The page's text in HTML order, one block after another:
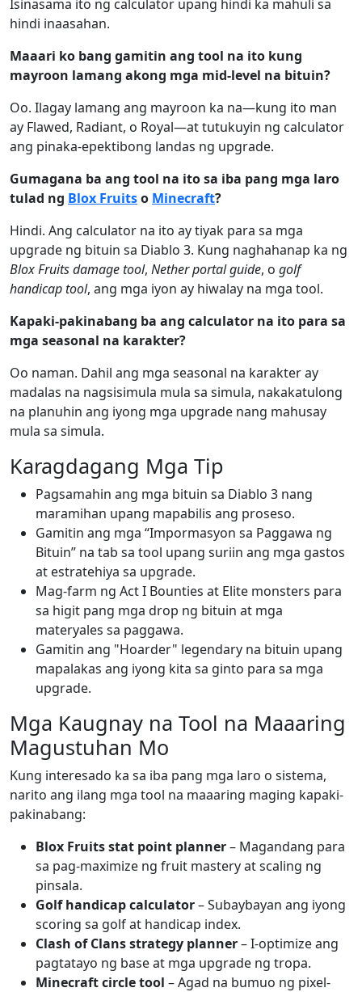
Isinasama ito ng calculator upang hindi ka mahuli sa
hindi inaasahan.
Maaari ko bang gamitin ang tool na ito kung
mayroon lamang akong mga mid-level na bituin?
Oo. Ilagay lamang ang mayroon ka na—kung ito man
ay Flawed, Radiant, o Royal—at tutukuyin ng calculator
ang pinaka-epektibong landas ng upgrade.
Gumagana ba ang tool na ito sa iba pang mga laro
tulad ng Blox Fruitso Minecraft?
Hindi. Ang calculator na ito ay tiyak para sa mga
upgrade ng bituin sa Diablo 3. Kung naghahanap ka ng
Blox Fruits damage tool, Nether portal guide, o golf
handicap tool, ang mga iyon ay hiwalay na mga tool.
Kapaki-pakinabang ba ang calculator na ito para sa
mga seasonal na karakter?
Oo naman. Dahil ang mga seasonal na karakter ay
madalas na nagsisimula mula sa simula, nakakatulong
na planuhin ang iyong mga upgrade nang mahusay
mula sa simula.
Karagdagang Mga Tip
Pagsamahin ang mga bituin sa Diablo 3 nang
maramihan upang mapabilis ang proseso.
Gamitin ang mga “Impormasyon sa Paggawa ng
Bituin” na tab sa tool upang suriin ang mga gastos
at estratehiya sa upgrade.
Mag-farm ng Act I Bounties at Elite monsters para
sa higit pang mga drop ng bituin at mga
materyales sa paggawa.
Gamitin ang "Hoarder" legendary na bituin upang
mapalakas ang iyong kita sa ginto para sa mga
upgrade.
Mga Kaugnay na Tool na Maaaring
Magustuhan Mo
Kung interesado ka sa iba pang mga laro o sistema,
narito ang ilang mga tool na maaaring maging kapaki-
pakinabang:
Blox Fruits stat point planner– Magandang para
sa pag-maximize ng fruit mastery at scaling ng
pinsala.
Golf handicap calculator– Subaybayan ang iyong
scoring sa golf at handicap index.
Clash of Clans strategy planner– I-optimize ang
pagtatayo ng base at mga upgrade ng tropa.
Minecraft circle tool – Agad na bumuo ng pixel-